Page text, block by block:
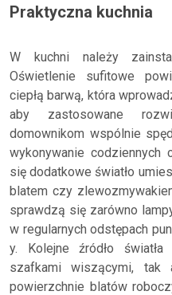
Praktyczna kuchnia
W kuchni należy
Oświetlenie sufitowe
ciepłą barwą, która
aby zastosowane
domownikom wspólnie
wykonywanie codziennych
się dodatkowe światło
blatem czy
sprawdzą się zarówno
w regularnych odstępach
y. Kolejne źródło
szafkami wiszącymi, tak
powierzchnie blatów